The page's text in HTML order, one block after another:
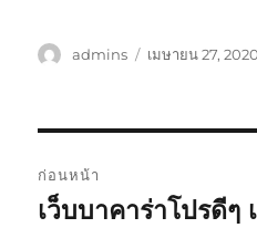
ผู้
admins
เขียน
เมษายน 27, 2020
นำทาง
ก่อนหน้า
เรื่อง
เว็บบาคาร่าโปรดีๆ